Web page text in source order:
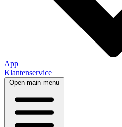
App
Klantenservice
Open main menu